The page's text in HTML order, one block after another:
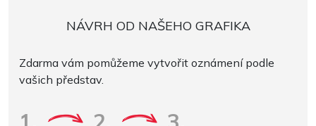
NÁVRH OD NAŠEHO GRAFIKA
Zdarma vám pomůžeme vytvořit oznámení podle
vašich představ.